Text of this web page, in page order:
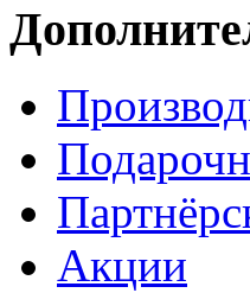
Акции